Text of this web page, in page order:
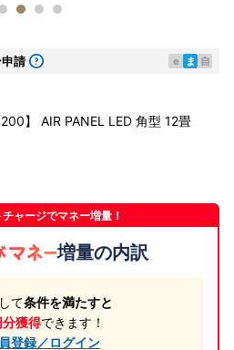
請 e ま 自
】 AIR PANEL LED 角型 12畳
ャージでマネー増量！
増量の内訳
て条件を満たすと
獲得できます！
登録／ログイン